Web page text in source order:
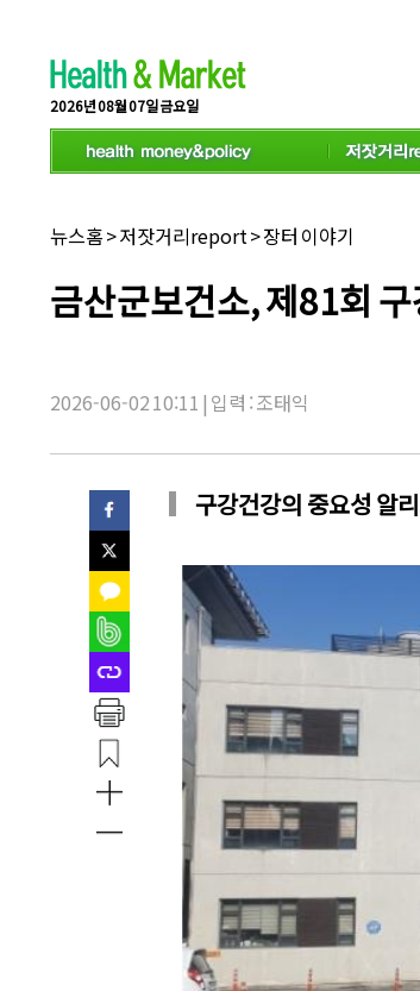
2026년 08월 07일 금요일
채
널
뉴스홈>저잣거리report>장터 이야기
기
사
금산군보건소, 제81회
2026-06-02 10:11 | 입력 : 조태익
구강건강의 중요성 알